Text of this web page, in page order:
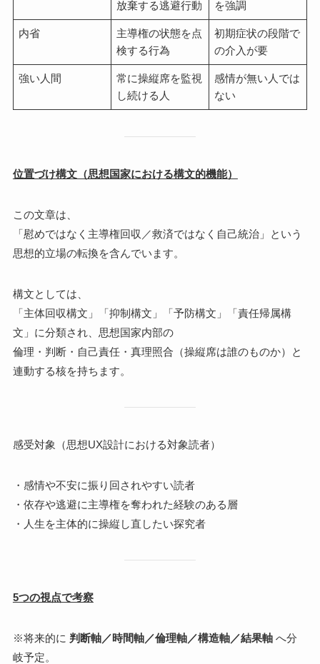
放棄する逃避行動 を強調
内省
主導権の状態を点
検する行為
初期症状の段階で
の介入が要
強い人間
常に操縦席を監視
し続ける人
感情が無い人では
ない
位置づけ構文（思想国家における構文的機能）
この文章は、
「慰めではなく主導権回収／救済ではなく自己統治」という
思想的立場の転換を含んでいます。
構文としては、
「主体回収構文」「抑制構文」「予防構文」「責任帰属構
文」に分類され、思想国家内部の
倫理・判断・自己責任・真理照合（操縦席は誰のものか）と
連動する核を持ちます。
感受対象（思想UX設計における対象読者）
・感情や不安に振り回されやすい読者
・依存や逃避に主導権を奪われた経験のある層
・人生を主体的に操縦し直したい探究者
5つの視点で考察
※将来的に 判断軸／時間軸／倫理軸／構造軸／結果軸へ分
岐予定。